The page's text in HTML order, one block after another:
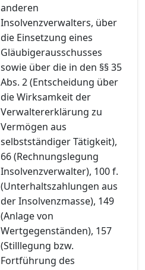
anderen
Insolvenzverwalters, über
die Einsetzung eines
Gläubigerausschusses
sowie über die in den §§ 35
Abs. 2 (Entscheidung über
die Wirksamkeit der
Verwaltererklärung zu
Vermögen aus
selbstständiger Tätigkeit),
66 (Rechnungslegung
Insolvenzverwalter), 100 f.
(Unterhaltszahlungen aus
der Insolvenzmasse), 149
(Anlage von
Wertgegenständen), 157
(Stilllegung bzw.
Fortführung des